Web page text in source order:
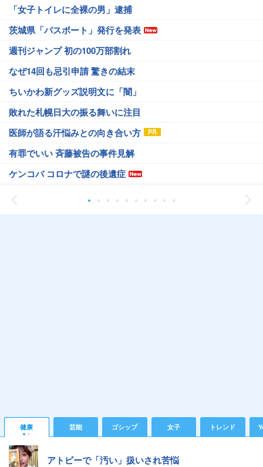
「女子トイレに全裸の男」逮捕
茨城県「パスポート」発行を発表
週刊ジャンプ 初の100万部割れ
なぜ14回も忌引申請 驚きの結末
ちいかわ新グッズ説明文に「闇」
敗れた札幌日大の振る舞いに注目
医師が語る汗悩みとの向き合い方
有罪でいい 斉藤被告の事件見解
ケンコバ コロナで謎の後遺症
健康 芸能 ゴシップ 女子 トレンド
アトピーで「汚い」扱いされ苦悩